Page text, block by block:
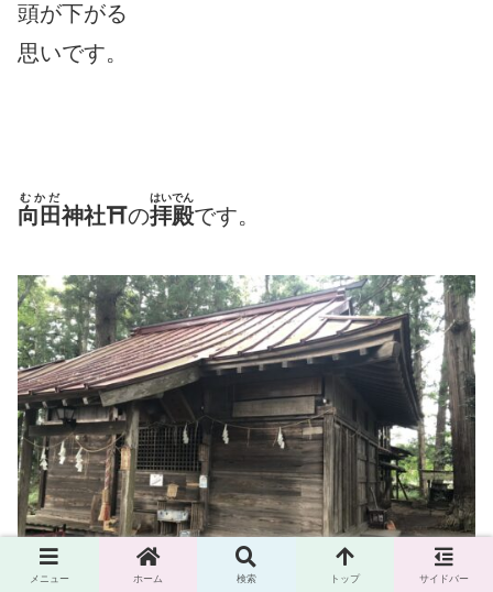
頭が下がる
思いです。
向田
むかだ
神社⛩の拝殿
はいでん
です。
メニュー ホーム 検索 トップ サイドバー